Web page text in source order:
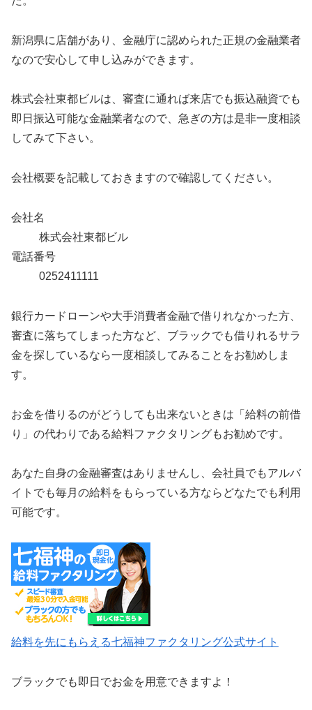
新潟県に店舗があり、金融庁に認められた正規の金融業者
なので安心して申し込みができます。
株式会社東都ビルは、審査に通れば来店でも振込融資でも
即日振込可能な金融業者なので、急ぎの方は是非一度相談
してみて下さい。
会社概要を記載しておきますので確認してください。
会社名
株式会社東都ビル
電話番号
0252411111
銀行カードローンや大手消費者金融で借りれなかった方、
審査に落ちてしまった方など、ブラックでも借りれるサラ
金を探しているなら一度相談してみることをお勧めしま
す。
お金を借りるのがどうしても出来ないときは「給料の前借
り」の代わりである給料ファクタリングもお勧めです。
あなた自身の金融審査はありませんし、会社員でもアルバ
イトでも毎月の給料をもらっている方ならどなたでも利用
可能です。
給料を先にもらえる七福神ファクタリング公式サイト
ブラックでも即日でお金を用意できますよ！